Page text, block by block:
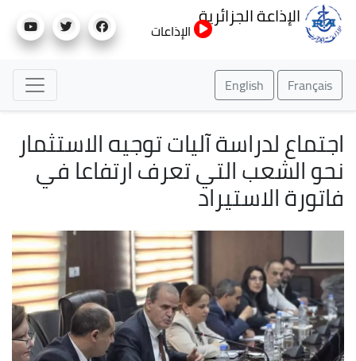
إلى
الإذاعة الجزائرية
الإذاعات
Français
English
اجتماع لدراسة آليات توجيه الاستثمار
نحو الشعب التي تعرف ارتفاعا في
فاتورة الاستيراد